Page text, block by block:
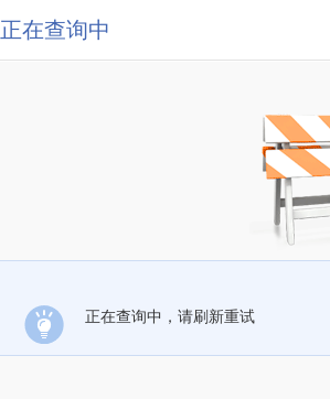
正在查询中
正在查询中，请刷新重试